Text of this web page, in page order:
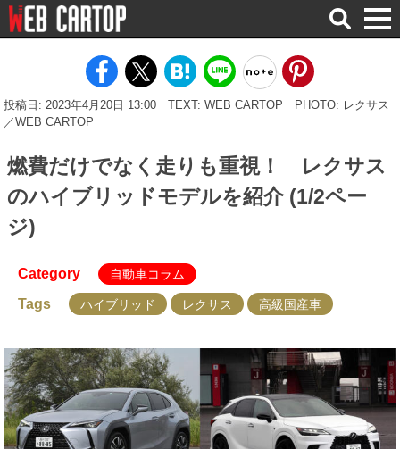
検
索
投稿日: 2023年4月20日 13:00 TEXT: WEB CARTOP
PHOTO: レクサス
／WEB CARTOP
燃費だけでなく走りも重視！ レクサス
のハイブリッドモデルを紹介 (1/2ペー
ジ)
Category 自動車コラム
Tags ハイブリッド レクサス 高級国産車